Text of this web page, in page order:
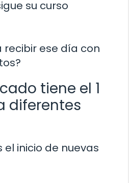
su curso
recibir ese día con
tiene el 1
diferentes
el inicio de nuevas